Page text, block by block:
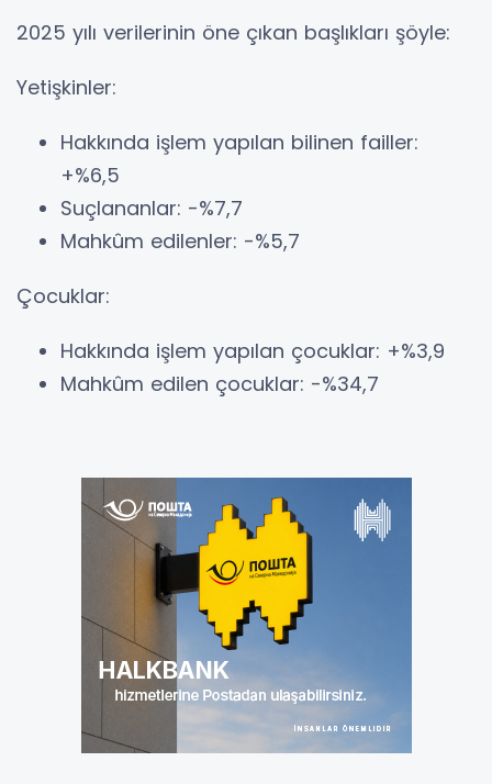
2025 yılı verilerinin öne çıkan başlıkları şöyle:
Yetişkinler:
Hakkında işlem yapılan bilinen failler:
+%6,5
Suçlananlar: -%7,7
Mahkûm edilenler: -%5,7
Çocuklar:
Hakkında işlem yapılan çocuklar: +%3,9
Mahkûm edilen çocuklar: -%34,7